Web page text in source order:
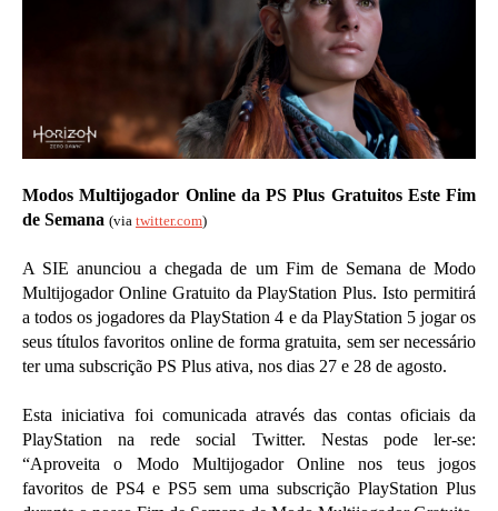
Modos Multijogador Online da PS Plus Gratuitos Este Fim
de Semana (via twitter.com)
A SIE anunciou a chegada de um Fim de Semana de Modo
Multijogador Online Gratuito da PlayStation Plus. Isto permitirá
a todos os jogadores da PlayStation 4 e da PlayStation 5 jogar os
seus títulos favoritos online de forma gratuita, sem ser necessário
ter uma subscrição PS Plus ativa, nos dias 27 e 28 de agosto.
Esta iniciativa foi comunicada através das contas oficiais da
PlayStation na rede social Twitter. Nestas pode ler-se:
“Aproveita o Modo Multijogador Online nos teus jogos
favoritos de PS4 e PS5 sem uma subscrição PlayStation Plus